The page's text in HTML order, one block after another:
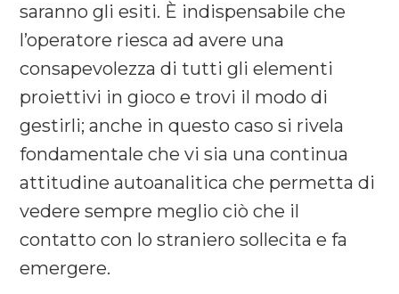
saranno gli esiti. È indispensabile che
l’operatore riesca ad avere una
consapevolezza di tutti gli elementi
proiettivi in gioco e trovi il modo di
gestirli; anche in questo caso si rivela
fondamentale che vi sia una continua
attitudine autoanalitica che permetta di
vedere sempre meglio ciò che il
contatto con lo straniero sollecita e fa
emergere.